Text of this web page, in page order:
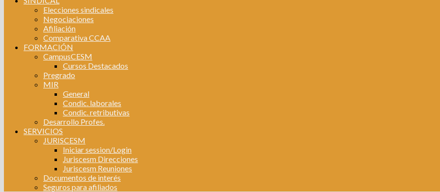
Elecciones sindicales
Negociaciones
Afiliación
Comparativa CCAA
FORMACIÓN
CampusCESM
Cursos Destacados
Pregrado
MIR
General
Condic. laborales
Condic. retributivas
Desarrollo Profes.
SERVICIOS
JURISCESM
Iniciar session/Login
Juriscesm Direcciones
Juriscesm Reuniones
Documentos de interés
Seguros para afiliados